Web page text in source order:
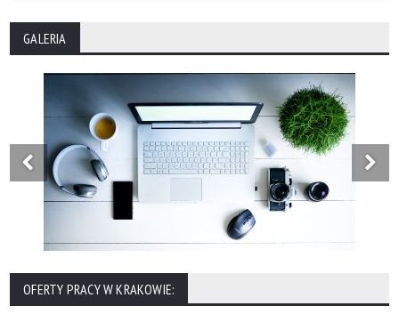
GALERIA
OFERTY PRACY W KRAKOWIE: